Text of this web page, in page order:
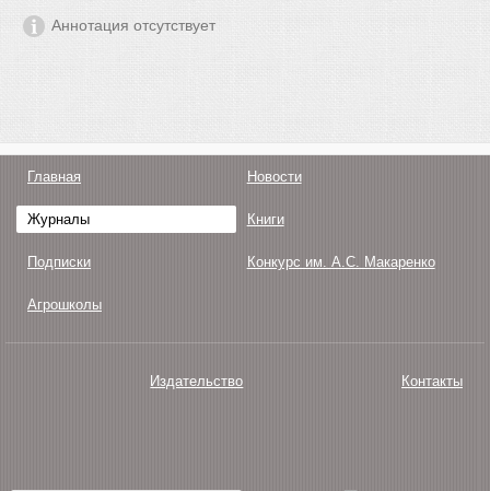
Аннотация отсутствует
Главная Новости
Журналы Книги
Подписки Конкурс им. А.С. Макаренко
Агрошколы
Издательство Контакты